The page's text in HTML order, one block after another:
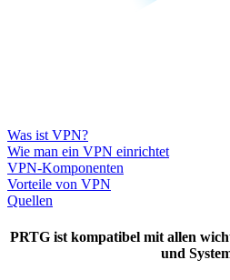
Was ist VPN?
Wie man ein VPN einrichtet
VPN-Komponenten
Vorteile von VPN
Quellen
PRTG ist kompatibel mit allen
und